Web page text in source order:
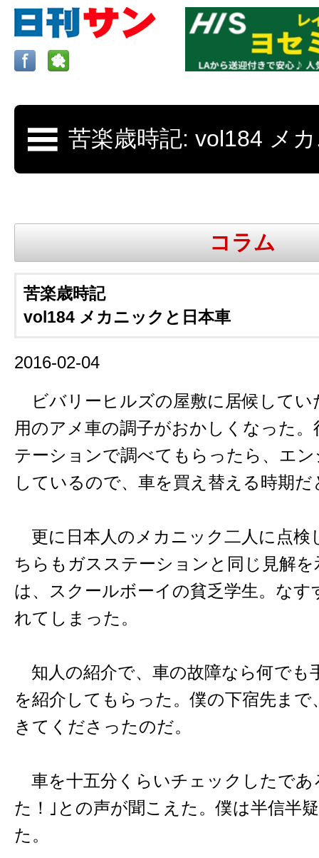
ロサンゼルスの求人、クラシファイド、地元情報など
日刊サンはロサンゼルスの日本語新
更新、求人、クラシファイドは毎週木
コラム
苦楽歳時記
vol184 メカニックと日本車
2016-02-04
ビバリーヒルズの屋敷に居候してい
用のアメ車の調子がおかしくなった
テーションで調べてもらったら、エ
しているので、車を買え替える時期
更に日本人のメカニック二人に点検
ちらもガスステーションと同じ見解
は、スクールボーイの貧乏学生。な
れてしまった。
知人の紹介で、車の故障なら何でも
を紹介してもらった。僕の下宿先ま
きてくださったのだ。
車を十五分くらいチェックしたであ
た！｣との声が聞こえた。僕は半信半
た。